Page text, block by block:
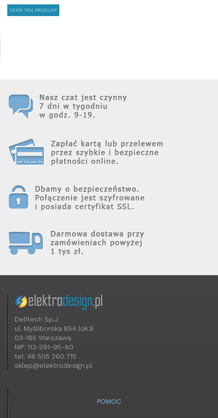
OCEŃ TEN PRODUKT
Delitech Sp.J.
ul. Myśliborska 85A lok.8
03-185 Warszawa
NIP: 113-291-95-80
tel. 48 505 260 715
sklep@elektrodesign.pl
POMOC